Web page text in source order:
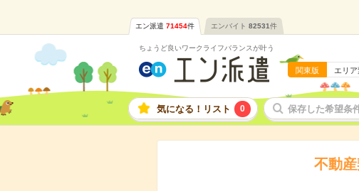
エン派遣 71454件 エンバイト 82531件
ちょうど良いワークライフバランスが叶う
関東版 エリア
気になる！リスト 0 保存した希望条
不動